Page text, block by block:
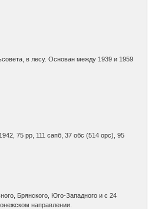
в лесу. Основан между 1939 и 1959
75 рр, 111 сапб, 37 обс (514 орс), 95
Брянского, Юго-Западного и с 24
направлении.